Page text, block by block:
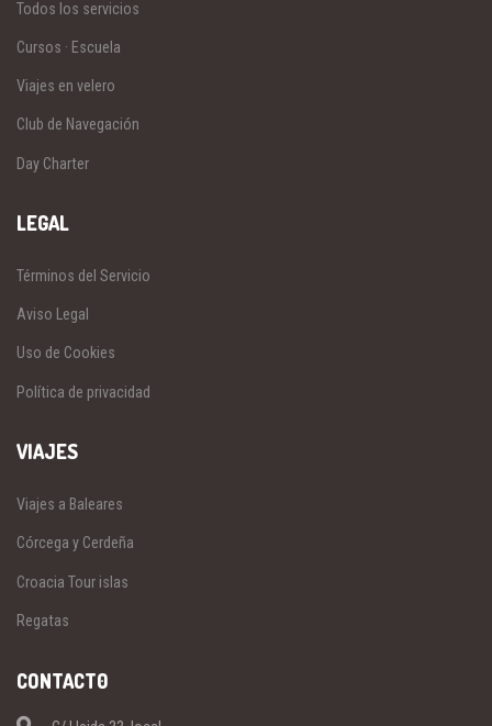
Todos los servicios
Cursos · Escuela
Viajes en velero
Club de Navegación
Day Charter
LEGAL
Términos del Servicio
Aviso Legal
Uso de Cookies
Política de privacidad
VIAJES
Viajes a Baleares
Córcega y Cerdeña
Croacia Tour islas
Regatas
CONTACT0